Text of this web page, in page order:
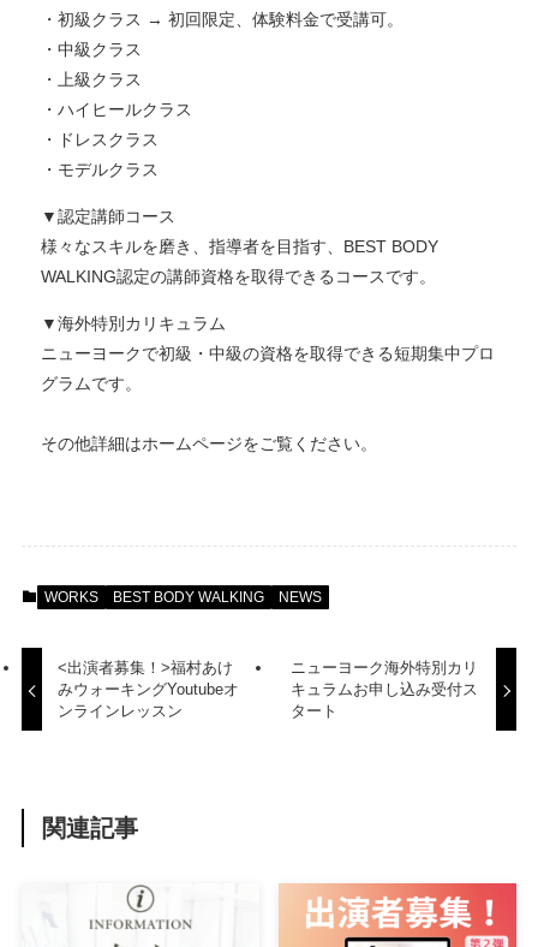
・初級クラス → 初回限定、体験料金で受講可。
・中級クラス
・上級クラス
・ハイヒールクラス
・ドレスクラス
・モデルクラス
▼認定講師コース
様々なスキルを磨き、指導者を目指す、BEST BODY
WALKING認定の講師資格を取得できるコースです。
▼海外特別カリキュラム
ニューヨークで初級・中級の資格を取得できる短期集中プロ
グラムです。
その他詳細はホームページをご覧ください。
WORKS BEST BODY WALKING NEWS
<出演者募集！>福村あけ
みウォーキングYoutubeオ
ンラインレッスン
ニューヨーク海外特別カリ
キュラムお申し込み受付ス
タート
関連記事